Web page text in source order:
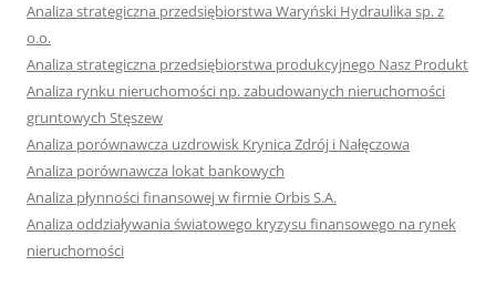
Analiza strategiczna przedsiębiorstwa Waryński Hydraulika sp. z
o.o.
Analiza strategiczna przedsiębiorstwa produkcyjnego Nasz Produkt
Analiza rynku nieruchomości np. zabudowanych nieruchomości
gruntowych Stęszew
Analiza porównawcza uzdrowisk Krynica Zdrój i Nałęczowa
Analiza porównawcza lokat bankowych
Analiza płynności finansowej w firmie Orbis S.A.
Analiza oddziaływania światowego kryzysu finansowego na rynek
nieruchomości